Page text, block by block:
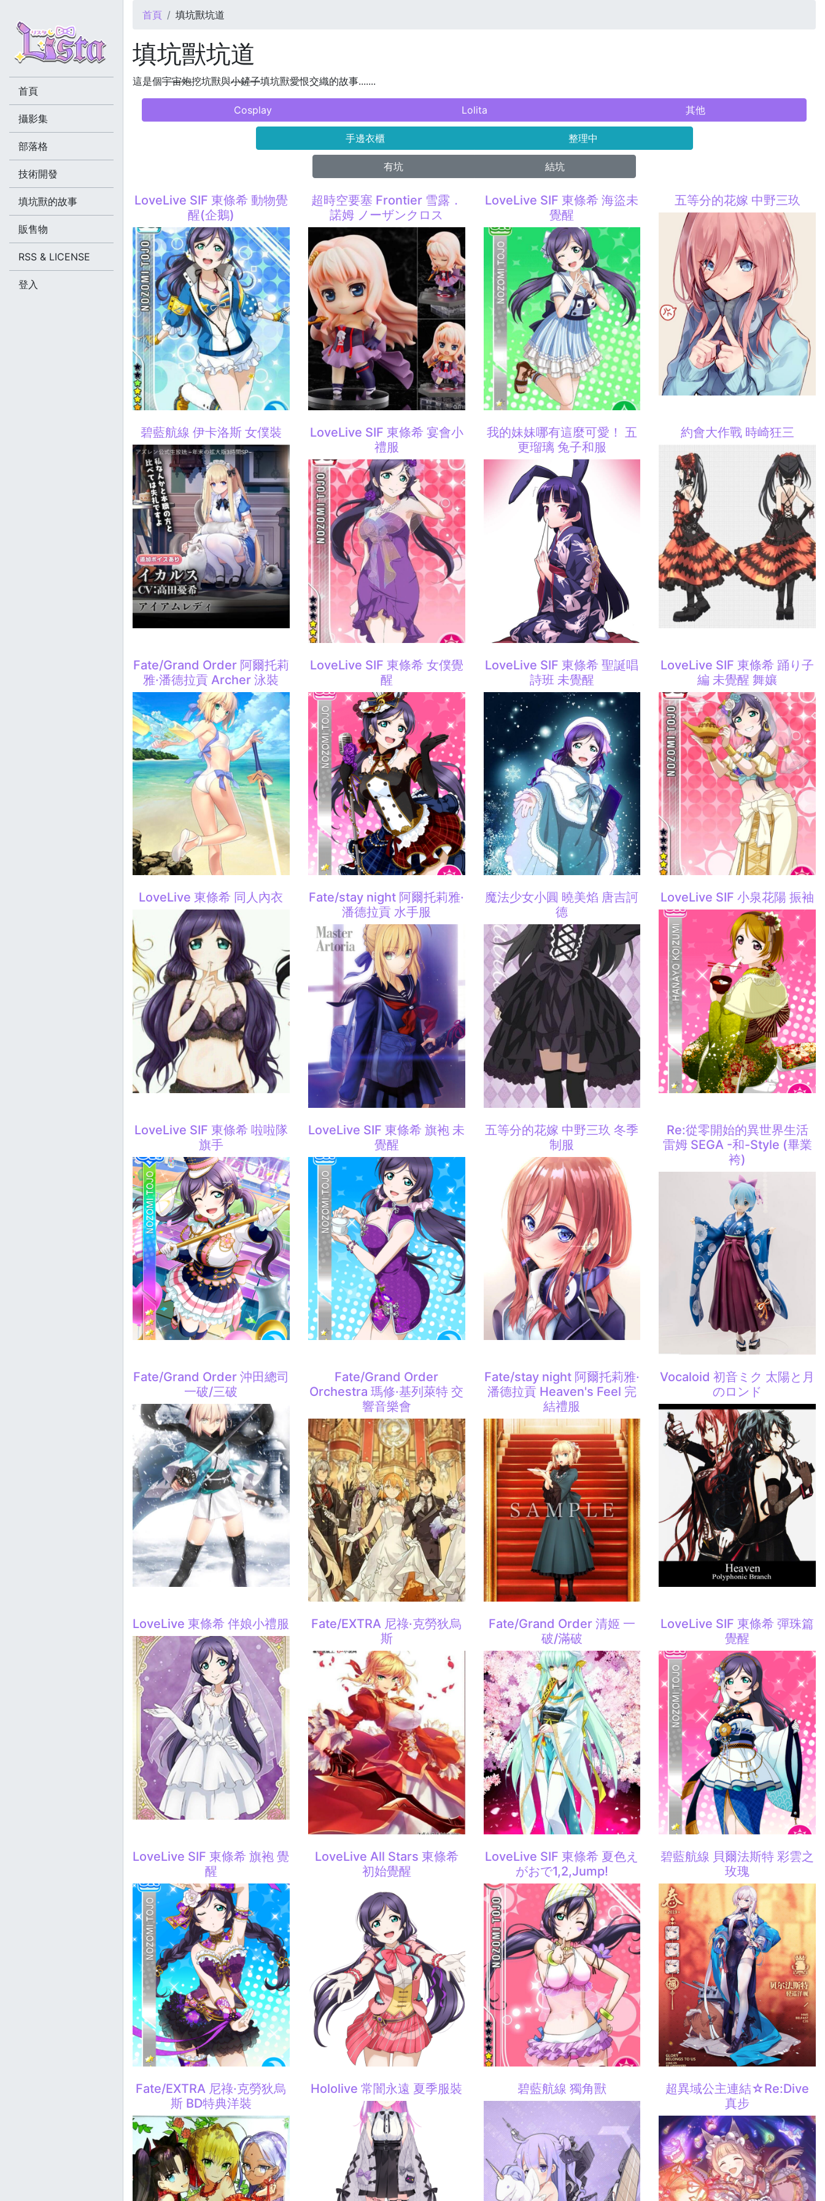
您在這裡
首頁 填坑獸坑道
填坑獸坑道
這是個宇宙炮挖坑獸與小鏟子填坑獸愛恨交織的故事.......
Cosplay Lolita 其他
手邊衣櫃 整理中
有坑 結坑
LoveLive SIF 東條希 動物覺
醒(企鵝)
超時空要塞 Frontier 雪露．
諾姆 ノーザンクロス
LoveLive SIF 東條希 海盜未
覺醒
五等分的花嫁 中野三玖
碧藍航線 伊卡洛斯 女僕裝
LoveLive SIF 東條希 宴會小
禮服
我的妹妹哪有這麼可愛！ 五
更瑠璃 兔子和服
約會大作戰 時崎狂三
Fate/Grand Order 阿爾托莉
雅·潘德拉貢 Archer 泳裝
LoveLive SIF 東條希 女僕覺
醒
LoveLive SIF 東條希 聖誕唱
詩班 未覺醒
LoveLive SIF 東條希 踊り子
編 未覺醒 舞孃
LoveLive 東條希 同人內衣
Fate/stay night 阿爾托莉雅·
潘德拉貢 水手服
魔法少女小圓 曉美焰 唐吉訶
德
LoveLive SIF 小泉花陽 振袖
LoveLive SIF 東條希 啦啦隊
旗手
LoveLive SIF 東條希 旗袍 未
覺醒
五等分的花嫁 中野三玖 冬季
制服
Re:從零開始的異世界生活
雷姆 SEGA -和-Style (畢業
袴)
Fate/Grand Order 沖田總司
一破/三破
Fate/Grand Order
Orchestra 瑪修·基列萊特 交
響音樂會
Fate/stay night 阿爾托莉雅·
潘德拉貢 Heaven's Feel 完
結禮服
Vocaloid 初音ミク 太陽と月
のロンド
LoveLive 東條希 伴娘小禮服
Fate/EXTRA 尼祿·克勞狄烏
斯
Fate/Grand Order 清姬 一
破/滿破
LoveLive SIF 東條希 彈珠篇
覺醒
LoveLive SIF 東條希 旗袍 覺
醒
LoveLive All Stars 東條希
初始覺醒
LoveLive SIF 東條希 夏色え
がおで1,2,Jump!
碧藍航線 貝爾法斯特 彩雲之
玫瑰
Fate/EXTRA 尼祿·克勞狄烏
斯 BD特典洋裝
Hololive 常闇永遠 夏季服裝 碧藍航線 獨角獸
超異域公主連結☆Re:Dive
真步
首頁
攝影集
部落格
技術開發
填坑獸的故事
販售物
RSS & LICENSE
登入